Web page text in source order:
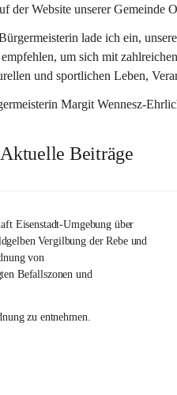
der Website unserer Gemeinde
lade ich ein,
empfehlen, um sich mit
und sportlichen Leben,
Margit Wennesz-
Aktuelle Beiträge
Eisenstadt-Umgebung über
Vergilbung der Rebe und
von
Befallszonen und
zu entnehmen.